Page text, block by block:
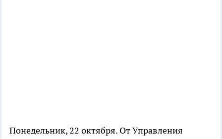
Понедельник, 22 октября. От Управления